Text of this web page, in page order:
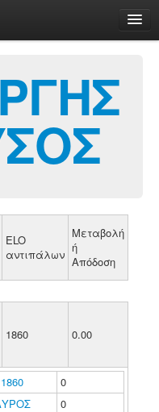
ELO
αντιπάλων
Μεταβολή
ή
Απόδοση
1860 0.00
0
0